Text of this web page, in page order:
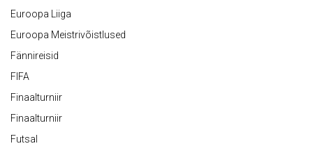
Euroopa Liiga
Euroopa Meistrivõistlused
Fännireisid
FIFA
Finaalturniir
Finaalturniir
Futsal